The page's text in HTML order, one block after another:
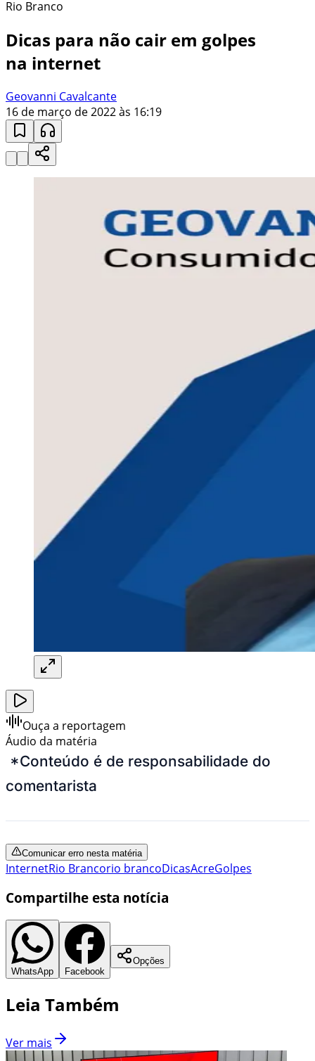
Rio Branco
Dicas para não cair em golpes
na internet
Geovanni Cavalcante
16 de março de 2022 às 16:19
Ouça a reportagem
Áudio da matéria
*Conteúdo é de responsabilidade do
comentarista
Comunicar erro nesta matéria
InternetRio Brancorio brancoDicasAcreGolpes
Compartilhe esta notícia
WhatsApp Facebook
Opções
Leia Também
Ver mais